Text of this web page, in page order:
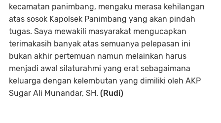
kecamatan panimbang, mengaku merasa kehilangan
atas sosok Kapolsek Panimbang yang akan pindah
tugas. Saya mewakili masyarakat mengucapkan
terimakasih banyak atas semuanya pelepasan ini
bukan akhir pertemuan namun melainkan harus
menjadi awal silaturahmi yang erat sebagaimana
keluarga dengan kelembutan yang dimiliki oleh AKP
Sugar Ali Munandar, SH. (Rudi)